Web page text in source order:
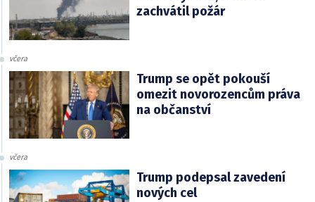
zachvátil požár
včera
Trump se opět pokouší
omezit novorozencům práva
na občanství
včera
Trump podepsal zavedení
nových cel